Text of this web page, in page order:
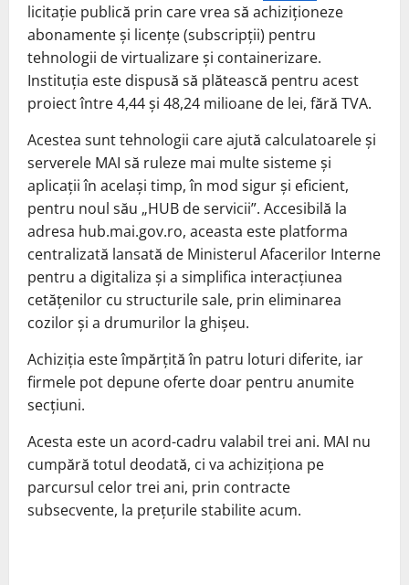
licitație publică prin care vrea să achiziționeze
abonamente și licențe (subscripții) pentru
tehnologii de virtualizare și containerizare.
Instituția este dispusă să plătească pentru acest
proiect între 4,44 și 48,24 milioane de lei, fără TVA.
Acestea sunt tehnologii care ajută calculatoarele și
serverele MAI să ruleze mai multe sisteme și
aplicații în același timp, în mod sigur și eficient,
pentru noul său „HUB de servicii”. Accesibilă la
adresa hub.mai.gov.ro, aceasta este platforma
centralizată lansată de Ministerul Afacerilor Interne
pentru a digitaliza și a simplifica interacțiunea
cetățenilor cu structurile sale, prin eliminarea
cozilor și a drumurilor la ghișeu.
Achiziția este împărțită în patru loturi diferite, iar
firmele pot depune oferte doar pentru anumite
secțiuni.
Acesta este un acord-cadru valabil trei ani. MAI nu
cumpără totul deodată, ci va achiziționa pe
parcursul celor trei ani, prin contracte
subsecvente, la prețurile stabilite acum.